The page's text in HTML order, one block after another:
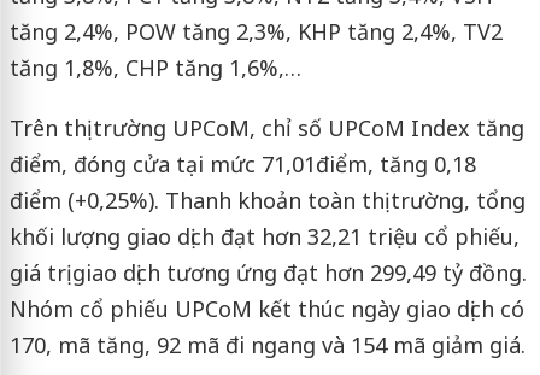
tăng 2,4%, POW tăng 2,3%, KHP tăng 2,4%, TV2
tăng 1,8%, CHP tăng 1,6%,…
Trên thị trường UPCoM, chỉ số UPCoM Index tăng
điểm, đóng cửa tại mức 71,01điểm, tăng 0,18
điểm (+0,25%). Thanh khoản toàn thị trường, tổng
khối lượng giao dịch đạt hơn 32,21 triệu cổ phiếu,
giá trị giao dịch tương ứng đạt hơn 299,49 tỷ đồng.
Nhóm cổ phiếu UPCoM kết thúc ngày giao dịch có
170, mã tăng, 92 mã đi ngang và 154 mã giảm giá.